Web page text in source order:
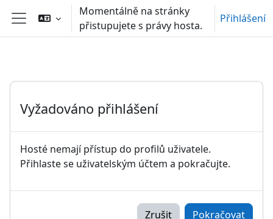
Přejít k hlavnímu obsahu
Boční panel
Momentálně na stránky
přistupujete s právy hosta.
Přihlášení
Vyžadováno přihlášení
Hosté nemají přístup do profilů uživatele.
Přihlaste se uživatelským účtem a pokračujte.
Zrušit Pokračovat